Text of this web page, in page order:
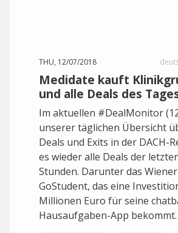
THU, 12/07/2018
Medidate kauft
und alle Deals des
Im aktuellen #DealMonitor
unserer täglichen Übersicht
Deals und Exits in der DACH-
es wieder alle Deals der
Stunden. Darunter das
GoStudent, das eine
Millionen Euro für seine
Hausaufgaben-App bekommt.